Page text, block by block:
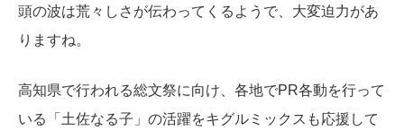
頭の波は荒々しさが伝わってくるようで、大変迫力があ
りますね。
高知県で行われる総文祭に向け、各地でPR各動を行って
いる「土佐なる子」の活躍をキグルミックスも応援して